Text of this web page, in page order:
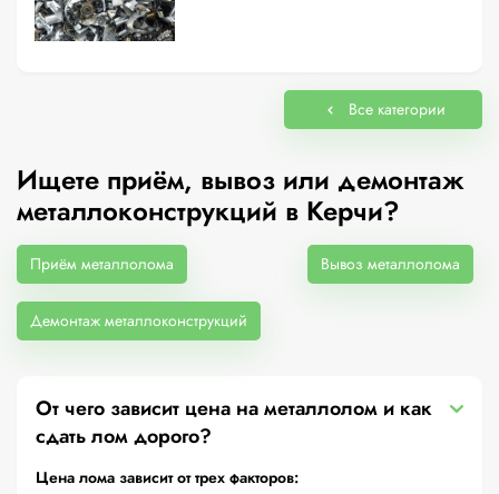
Все категории
Ищете приём, вывоз или демонтаж
металлоконструкций в Керчи?
Приём металлолома Вывоз металлолома
Демонтаж металлоконструкций
От чего зависит цена на металлолом и как
сдать лом дорого?
Цена лома зависит от трех факторов: